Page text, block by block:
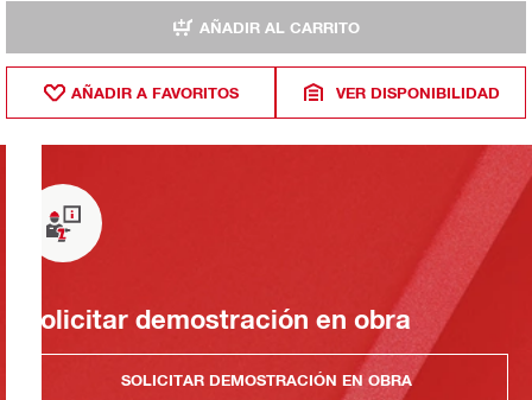
AÑADIR AL CARRITO
AÑADIR A FAVORITOS VER DISPONIBILIDAD
Solicitar demostración en obra
SOLICITAR DEMOSTRACIÓN EN OBRA